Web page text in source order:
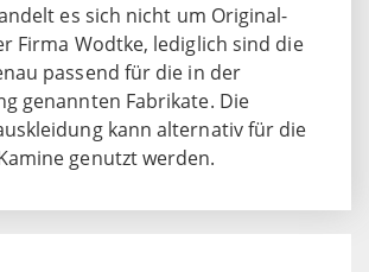
es sich nicht um Original-
Firma Wodtke, lediglich sind die
passend für die in der
genannten Fabrikate. Die
kann alternativ für die
genutzt werden.